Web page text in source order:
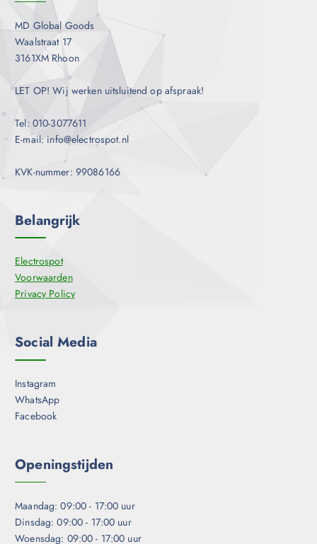
MD Global Goods
Waalstraat 17
3161XM Rhoon
LET OP! Wij werken uitsluitend op afspraak!
Tel: 010-3077611
E-mail: info@electrospot.nl
KVK-nummer: 99086166
Belangrijk
Electrospot
Voorwaarden
Privacy Policy
Social Media
Instagram
WhatsApp
Facebook
Openingstijden
Maandag: 09:00 - 17:00 uur
Dinsdag: 09:00 - 17:00 uur
Woensdag: 09:00 - 17:00 uur